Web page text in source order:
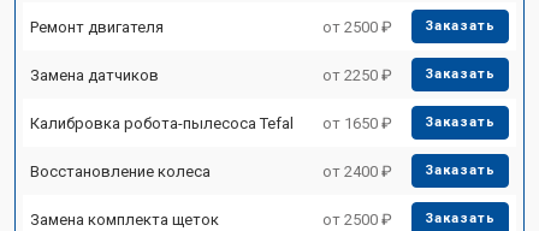
Ремонт двигателя от 2500 ₽ Заказать
Замена датчиков от 2250 ₽ Заказать
Калибровка робота-пылесоса Tefal от 1650 ₽ Заказать
Восстановление колеса от 2400 ₽ Заказать
Замена комплекта щеток от 2500 ₽ Заказать